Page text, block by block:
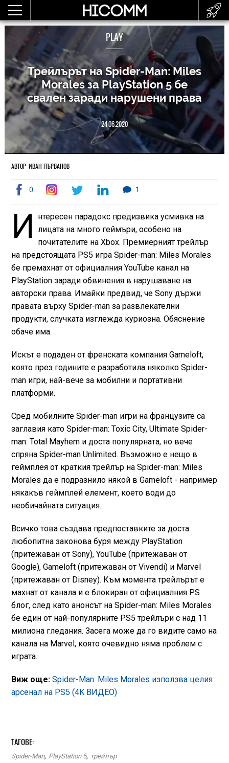
PLAY
Трейлърът на Spider-Man: Miles
Morales за PlayStation 5 бе
свален заради нарушени права
24.06.2020
АВТОР: ИВАН ПЪРВАНОВ
0 1
И
нтересен парадокс предизвика усмивка на
лицата на много геймъри, особено на
почитателите на Xbox. Премиерният трейлър
на предстоящата PS5 игра Spider-man: Miles Morales
бе премахнат от официалния YouTube канал на
PlayStation заради обвинения в нарушаване на
авторски права. Имайки предвид, че Sony държи
правата върху Spider-man за развлекателни
продукти, случката изглежда куриозна. Обяснение
обаче има.
Искът е подаден от френската компания Gameloft,
която през годините е разработила няколко Spider-
man игри, най-вече за мобилни и портативни
платформи.
Сред мобилните Spider-man игри на французите са
заглавия като Spider-man: Toxic City, Ultimate Spider-
man: Total Mayhem и доста популярната, но вече
спряна Spider-man Unlimited. Възможно е нещо в
геймплея от краткия трейлър на Spider-man: Miles
Morales да е подразнило някой в Gameloft - например
някакъв геймплей елемент, което води до
необичайната ситуация.
Всичко това създава предпоставките за доста
любопитна законова буря между PlayStation
(притежаван от Sony), YouTube (притежаван от
Google), Gameloft (притежаван от Vivendi) и Marvel
(притежаван от Disney). Към момента трейлърът е
махнат от канала и е блокиран от официалния PS
блог, след като анонсът на Spider-man: Miles Morales
бе един от най-популярните PS5 трейлъри с над 11
милиона гледания. Засега може да го видите само на
канала на Marvel, която очевидно няма проблем с
играта.
Виж още: Spider-Man: Miles Morales използва целия
арсенал на PS5 (4K ВИДЕО)
ТАГОВЕ:
Spider-Man, PlayStation 5, трейлър